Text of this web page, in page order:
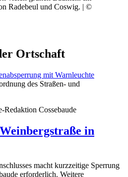
Ortschaft
des Straßen- und
Redaktion Cossebaude
in
macht kurzzeitige Sperrung
erforderlich. Weitere